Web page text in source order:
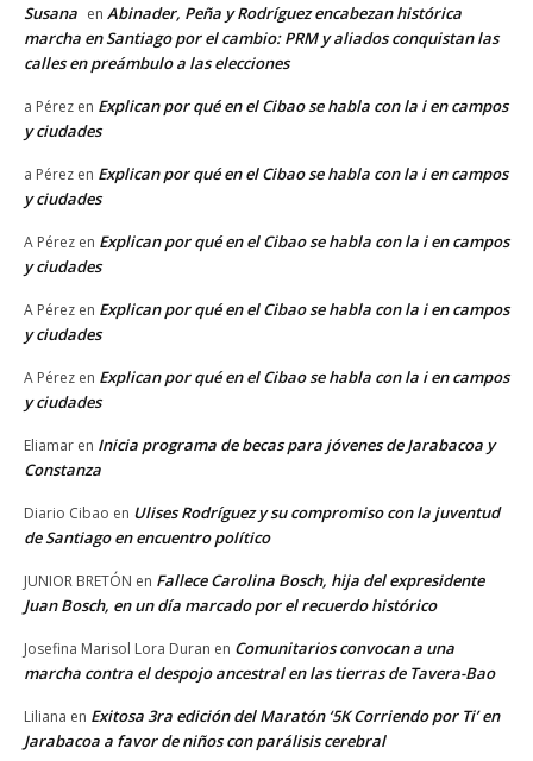
Susana en Abinader, Peña y Rodríguez encabezan histórica
marcha en Santiago por el cambio: PRM y aliados conquistan las
calles en preámbulo a las elecciones
a Pérez en Explican por qué en el Cibao se habla con la i en campos
y ciudades
a Pérez en Explican por qué en el Cibao se habla con la i en campos
y ciudades
A Pérez en Explican por qué en el Cibao se habla con la i en campos
y ciudades
A Pérez en Explican por qué en el Cibao se habla con la i en campos
y ciudades
A Pérez en Explican por qué en el Cibao se habla con la i en campos
y ciudades
Eliamar en Inicia programa de becas para jóvenes de Jarabacoa y
Constanza
Diario Cibao en Ulises Rodríguez y su compromiso con la juventud
de Santiago en encuentro político
JUNIOR BRETÓN en Fallece Carolina Bosch, hija del expresidente
Juan Bosch, en un día marcado por el recuerdo histórico
Josefina Marisol Lora Duran en Comunitarios convocan a una
marcha contra el despojo ancestral en las tierras de Tavera-Bao
Liliana en Exitosa 3ra edición del Maratón ‘5K Corriendo por Ti’ en
Jarabacoa a favor de niños con parálisis cerebral